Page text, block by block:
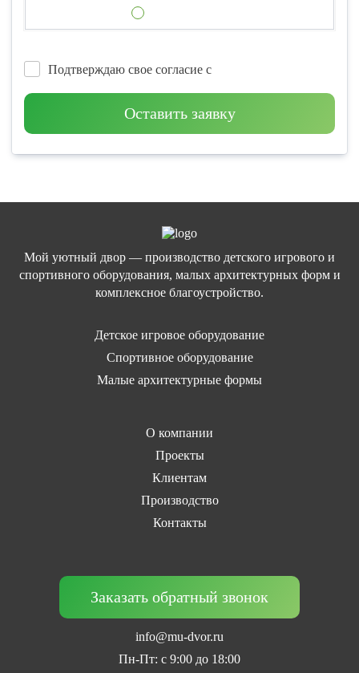
Подтверждаю свое согласие с
Оставить заявку
Мой уютный двор — производство детского игрового и
спортивного оборудования, малых архитектурных форм и
комплексное благоустройство.
Детское игровое оборудование
Спортивное оборудование
Малые архитектурные формы
О компании
Проекты
Клиентам
Производство
Контакты
Заказать обратный звонок
info@mu-dvor.ru
Пн-Пт: с 9:00 до 18:00